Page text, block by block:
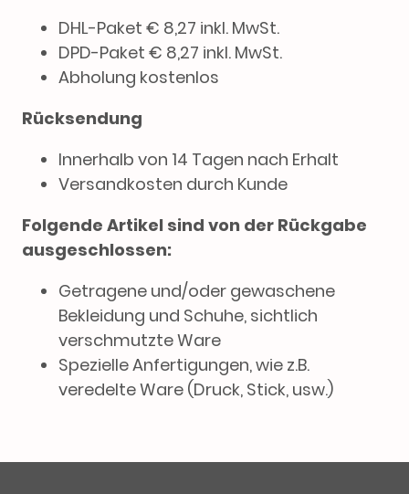
DHL-Paket € 8,27 inkl. MwSt.
DPD-Paket € 8,27 inkl. MwSt.
Abholung kostenlos
Rücksendung
Innerhalb von 14 Tagen nach Erhalt
Versandkosten durch Kunde
Folgende Artikel sind von der Rückgabe
ausgeschlossen:
Getragene und/oder gewaschene
Bekleidung und Schuhe, sichtlich
verschmutzte Ware
Spezielle Anfertigungen, wie z.B.
veredelte Ware (Druck, Stick, usw.)